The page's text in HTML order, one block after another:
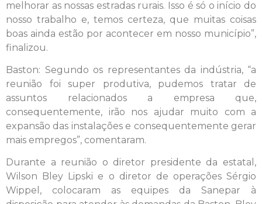
melhorar as nossas estradas rurais. Isso é só o início do
nosso trabalho e, temos certeza, que muitas coisas
boas ainda estão por acontecer em nosso município”,
finalizou.
Baston: Segundo os representantes da indústria, “a
reunião foi super produtiva, pudemos tratar de
assuntos relacionados a empresa que,
consequentemente, irão nos ajudar muito com a
expansão das instalações e consequentemente gerar
mais empregos”, comentaram.
Durante a reunião o diretor presidente da estatal,
Wilson Bley Lipski e o diretor de operações Sérgio
Wippel, colocaram as equipes da Sanepar à